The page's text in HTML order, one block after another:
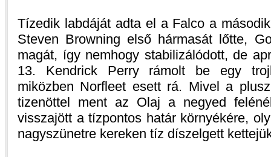
Tízedik labdáját adta el a Falco a
Steven Browning első hármasát lőtte,
magát, így nemhogy stabilizálódott, de
13. Kendrick Perry rámolt be egy
miközben Norfleet esett rá. Mivel a
tizenöttel ment az Olaj a negyed
visszajött a tízpontos határ környékére,
nagyszünetre kereken tíz díszelgett